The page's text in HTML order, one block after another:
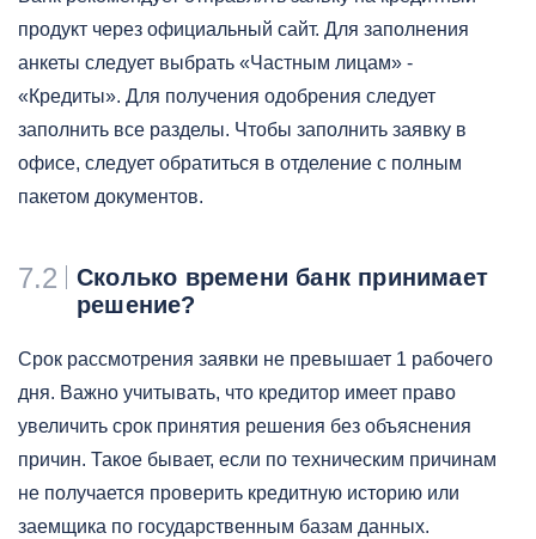
продукт через официальный сайт. Для заполнения
анкеты следует выбрать «Частным лицам» -
«Кредиты». Для получения одобрения следует
заполнить все разделы. Чтобы заполнить заявку в
офисе, следует обратиться в отделение с полным
пакетом документов.
7.2
Сколько времени банк принимает
решение?
Срок рассмотрения заявки не превышает 1 рабочего
дня. Важно учитывать, что кредитор имеет право
увеличить срок принятия решения без объяснения
причин. Такое бывает, если по техническим причинам
не получается проверить кредитную историю или
заемщика по государственным базам данных.